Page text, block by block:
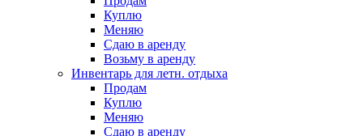
Куплю
Меняю
Сдаю в аренду
Возьму в аренду
Инвентарь для летн. отдыха
Продам
Куплю
Меняю
Сдаю в аренду